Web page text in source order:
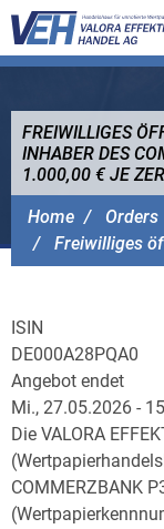
Home Orders
Freiwilliges
FREIWILLIGES
INHABER DES
1.000,00 € JE
VALORA
ISIN
DE000A28PQA0
Angebot endet
Mi., 27.05.2026 -
Die VALORA
COMMERZBANK